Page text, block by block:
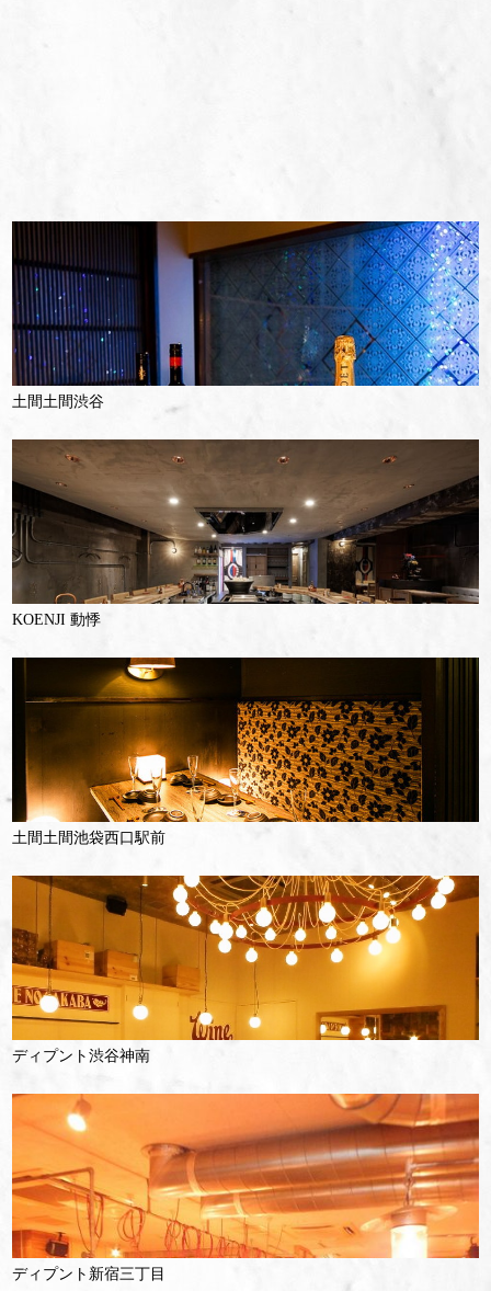
土間土間渋谷
KOENJI 動悸
土間土間池袋西口駅前
ディプント渋谷神南
ディプント新宿三丁目